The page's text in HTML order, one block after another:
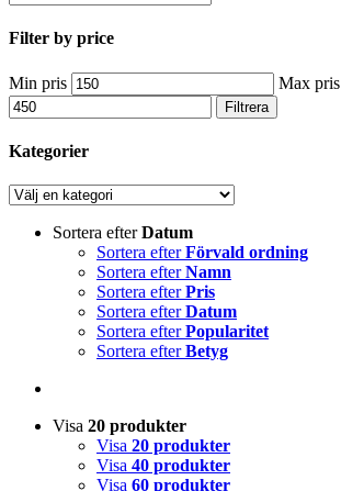
Filter by price
Min pris Max pris
Filtrera
Kategorier
Sortera efterDatum
Sortera efterFörvald ordning
Sortera efterNamn
Sortera efterPris
Sortera efterDatum
Sortera efterPopularitet
Sortera efterBetyg
Visa 20 produkter
Visa 20 produkter
Visa 40 produkter
Visa 60 produkter